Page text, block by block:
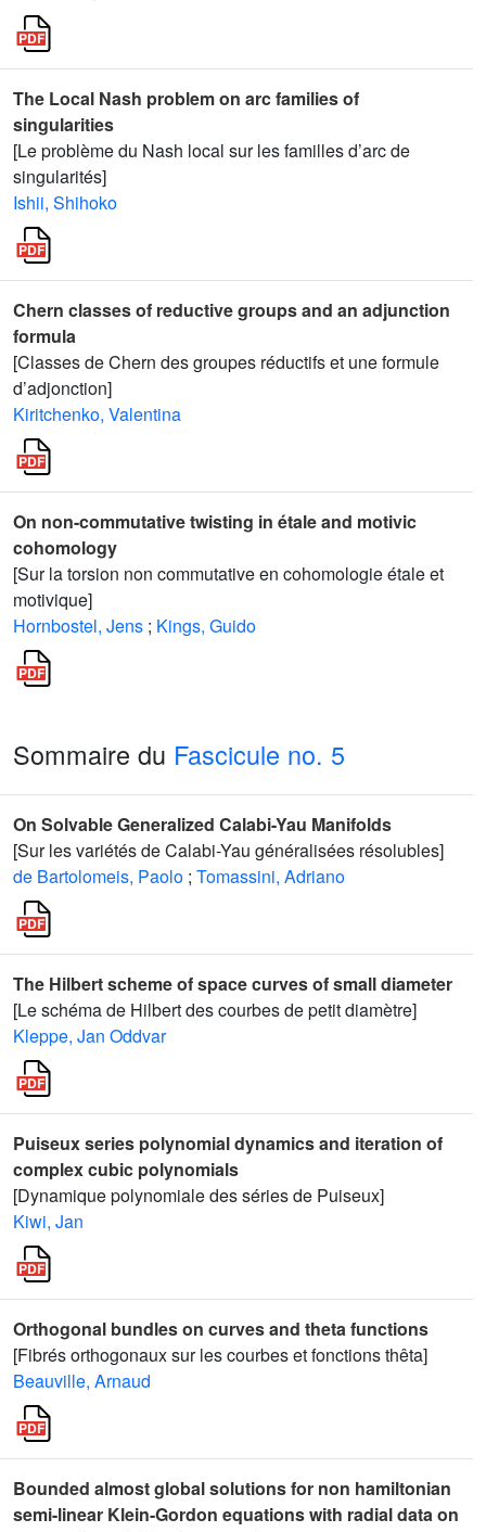
The Local Nash problem on arc families of
singularities
[Le problème du Nash local sur les familles d’arc de
singularités]
Ishii, Shihoko
Chern classes of reductive groups and an adjunction
formula
[Classes de Chern des groupes réductifs et une formule
d’adjonction]
Kiritchenko, Valentina
On non-commutative twisting in étale and motivic
cohomology
[Sur la torsion non commutative en cohomologie étale et
motivique]
Hornbostel, Jens ; Kings, Guido
Sommaire du Fascicule no. 5
On Solvable Generalized Calabi-Yau Manifolds
[Sur les variétés de Calabi-Yau généralisées résolubles]
de Bartolomeis, Paolo ; Tomassini, Adriano
The Hilbert scheme of space curves of small diameter
[Le schéma de Hilbert des courbes de petit diamètre]
Kleppe, Jan Oddvar
Puiseux series polynomial dynamics and iteration of
complex cubic polynomials
[Dynamique polynomiale des séries de Puiseux]
Kiwi, Jan
Orthogonal bundles on curves and theta functions
[Fibrés orthogonaux sur les courbes et fonctions thêta]
Beauville, Arnaud
Bounded almost global solutions for non hamiltonian
semi-linear Klein-Gordon equations with radial data on